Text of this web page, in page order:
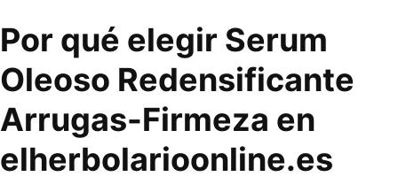
Por qué elegir Serum
Oleoso Redensificante
Arrugas-Firmeza en
elherbolarioonline.es